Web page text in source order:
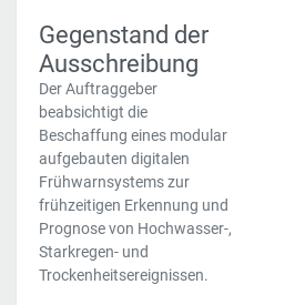
Gegenstand der
Ausschreibung
Der Auftraggeber
beabsichtigt die
Beschaffung eines modular
aufgebauten digitalen
Frühwarnsystems zur
frühzeitigen Erkennung und
Prognose von Hochwasser-,
Starkregen- und
Trockenheitsereignissen.